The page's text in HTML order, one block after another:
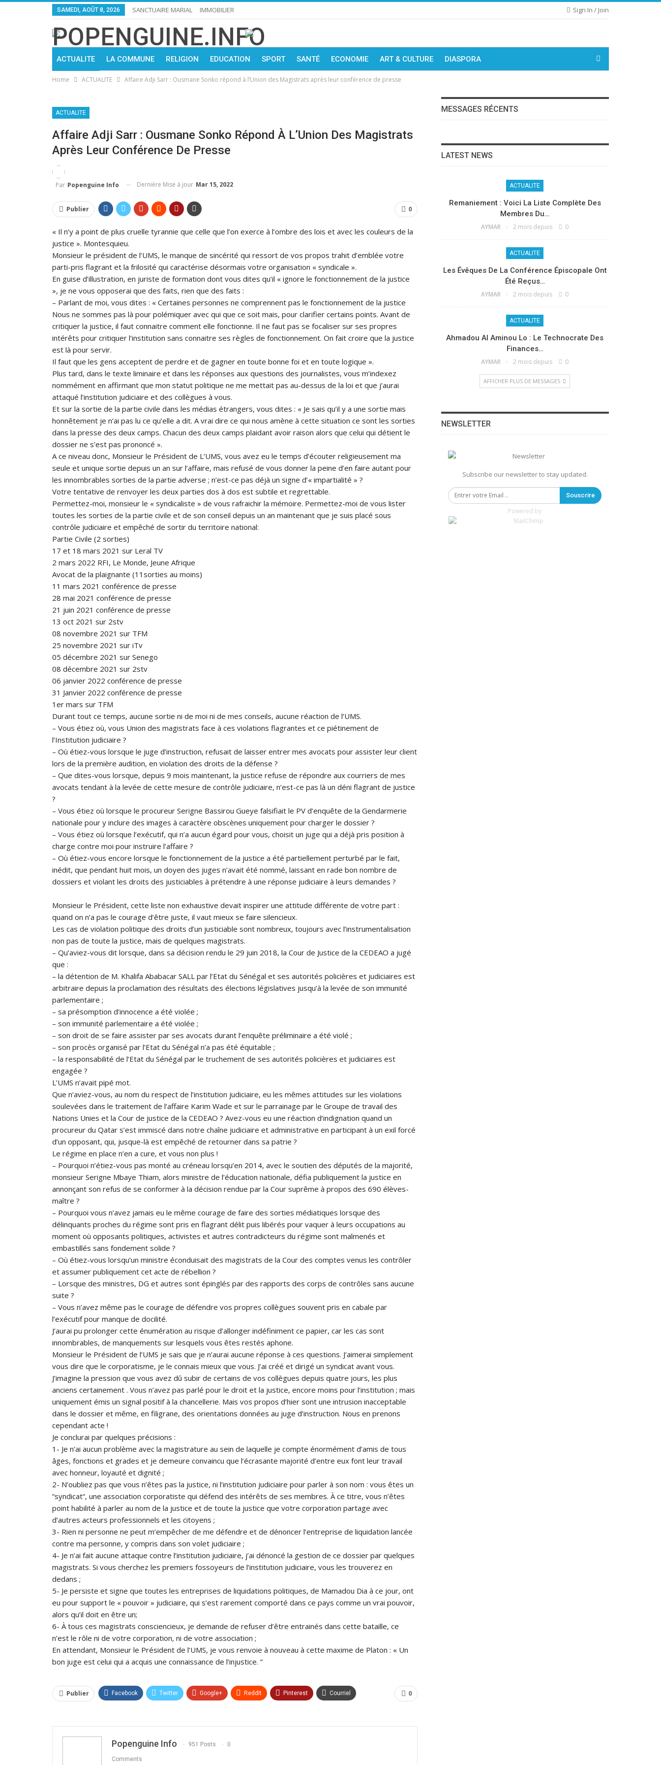
Sign In / Join
SAMEDI, AOÛT 8, 2026 SANCTUAIRE MARIAL IMMOBILIER
ACTUALITE LA COMMUNE RELIGION EDUCATION SPORT SANTÉ ECONOMIE ART & CULTURE DIASPORA
Home ACTUALITE Affaire Adji Sarr : Ousmane Sonko répond à l’Union des Magistrats après leur conférence de presse
ACTUALITE
Affaire Adji Sarr : Ousmane Sonko Répond À L’Union Des Magistrats
Après Leur Conférence De Presse
Par Popenguine Info Dernière Mise à jour Mar 15, 2022
0
Publier
« Il n’y a point de plus cruelle tyrannie que celle que l’on exerce à l’ombre des lois et avec les couleurs de la
justice ». Montesquieu.
Monsieur le président de l’UMS, le manque de sincérité qui ressort de vos propos trahit d’emblée votre
parti-pris flagrant et la frilosité qui caractérise désormais votre organisation « syndicale ».
En guise d’illustration, en juriste de formation dont vous dites qu’il « ignore le fonctionnement de la justice
», je ne vous opposerai que des faits, rien que des faits :
– Parlant de moi, vous dites : « Certaines personnes ne comprennent pas le fonctionnement de la justice
Nous ne sommes pas là pour polémiquer avec qui que ce soit mais, pour clarifier certains points. Avant de
critiquer la justice, il faut connaitre comment elle fonctionne. Il ne faut pas se focaliser sur ses propres
intérêts pour critiquer l’institution sans connaitre ses règles de fonctionnement. On fait croire que la justice
est là pour servir.
Il faut que les gens acceptent de perdre et de gagner en toute bonne foi et en toute logique ».
Plus tard, dans le texte liminaire et dans les réponses aux questions des journalistes, vous m’indexez
nommément en affirmant que mon statut politique ne me mettait pas au-dessus de la loi et que j’aurai
attaqué l’institution judiciaire et des collègues à vous.
Et sur la sortie de la partie civile dans les médias étrangers, vous dites : « Je sais qu’il y a une sortie mais
honnêtement je n’ai pas lu ce qu’elle a dit. A vrai dire ce qui nous amène à cette situation ce sont les sorties
dans la presse des deux camps. Chacun des deux camps plaidant avoir raison alors que celui qui détient le
dossier ne s’est pas prononcé ».
A ce niveau donc, Monsieur le Président de L’UMS, vous avez eu le temps d’écouter religieusement ma
seule et unique sortie depuis un an sur l’affaire, mais refusé de vous donner la peine d’en faire autant pour
les innombrables sorties de la partie adverse ; n’est-ce pas déjà un signe d’« impartialité » ?
Votre tentative de renvoyer les deux parties dos à dos est subtile et regrettable.
Permettez-moi, monsieur le « syndicaliste » de vous rafraichir la mémoire. Permettez-moi de vous lister
toutes les sorties de la partie civile et de son conseil depuis un an maintenant que je suis placé sous
contrôle judiciaire et empêché de sortir du territoire national:
Partie Civile (2 sorties)
17 et 18 mars 2021 sur Leral TV
2 mars 2022 RFI, Le Monde, Jeune Afrique
Avocat de la plaignante (11sorties au moins)
11 mars 2021 conférence de presse
28 mai 2021 conférence de presse
21 juin 2021 conférence de presse
13 oct 2021 sur 2stv
08 novembre 2021 sur TFM
25 novembre 2021 sur iTv
05 décembre 2021 sur Senego
08 décembre 2021 sur 2stv
06 janvier 2022 conférence de presse
31 Janvier 2022 conférence de presse
1er mars sur TFM
Durant tout ce temps, aucune sortie ni de moi ni de mes conseils, aucune réaction de l’UMS.
– Vous étiez où, vous Union des magistrats face à ces violations flagrantes et ce piétinement de
l’Institution judiciaire ?
– Où étiez-vous lorsque le juge d’instruction, refusait de laisser entrer mes avocats pour assister leur client
lors de la première audition, en violation des droits de la défense ?
– Que dites-vous lorsque, depuis 9 mois maintenant, la justice refuse de répondre aux courriers de mes
avocats tendant à la levée de cette mesure de contrôle judiciaire, n’est-ce pas là un déni flagrant de justice
?
– Vous étiez où lorsque le procureur Serigne Bassirou Gueye falsifiait le PV d’enquête de la Gendarmerie
nationale pour y inclure des images à caractère obscènes uniquement pour charger le dossier ?
– Vous étiez où lorsque l’exécutif, qui n’a aucun égard pour vous, choisit un juge qui a déjà pris position à
charge contre moi pour instruire l’affaire ?
– Où étiez-vous encore lorsque le fonctionnement de la justice a été partiellement perturbé par le fait,
inédit, que pendant huit mois, un doyen des juges n’avait été nommé, laissant en rade bon nombre de
dossiers et violant les droits des justiciables à prétendre à une réponse judiciaire à leurs demandes ?
Monsieur le Président, cette liste non exhaustive devait inspirer une attitude différente de votre part :
quand on n’a pas le courage d’être juste, il vaut mieux se faire silencieux.
Les cas de violation politique des droits d’un justiciable sont nombreux, toujours avec l’instrumentalisation
non pas de toute la justice, mais de quelques magistrats.
– Qu’aviez-vous dit lorsque, dans sa décision rendu le 29 juin 2018, la Cour de Justice de la CEDEAO a jugé
que :
– la détention de M. Khalifa Ababacar SALL par l’Etat du Sénégal et ses autorités policières et judiciaires est
arbitraire depuis la proclamation des résultats des élections législatives jusqu’à la levée de son immunité
parlementaire ;
– sa présomption d’innocence a été violée ;
– son immunité parlementaire a été violée ;
– son droit de se faire assister par ses avocats durant l’enquête préliminaire a été violé ;
– son procès organisé par l’Etat du Sénégal n’a pas été équitable ;
– la responsabilité de l’Etat du Sénégal par le truchement de ses autorités policières et judiciaires est
engagée ?
L’UMS n’avait pipé mot.
Que n’aviez-vous, au nom du respect de l’institution judiciaire, eu les mêmes attitudes sur les violations
soulevées dans le traitement de l’affaire Karim Wade et sur le parrainage par le Groupe de travail des
Nations Unies et la Cour de justice de la CEDEAO ? Avez-vous eu une réaction d’indignation quand un
procureur du Qatar s’est immiscé dans notre chaîne judiciaire et administrative en participant à un exil forcé
d’un opposant, qui, jusque-là est empêché de retourner dans sa patrie ?
Le régime en place n’en a cure, et vous non plus !
– Pourquoi n’étiez-vous pas monté au créneau lorsqu’en 2014, avec le soutien des députés de la majorité,
monsieur Serigne Mbaye Thiam, alors ministre de l’éducation nationale, défia publiquement la justice en
annonçant son refus de se conformer à la décision rendue par la Cour suprême à propos des 690 élèves-
maître ?
– Pourquoi vous n’avez jamais eu le même courage de faire des sorties médiatiques lorsque des
délinquants proches du régime sont pris en flagrant délit puis libérés pour vaquer à leurs occupations au
moment où opposants politiques, activistes et autres contradicteurs du régime sont malmenés et
embastillés sans fondement solide ?
– Où étiez-vous lorsqu’un ministre éconduisait des magistrats de la Cour des comptes venus les contrôler
et assumer publiquement cet acte de rébellion ?
– Lorsque des ministres, DG et autres sont épinglés par des rapports des corps de contrôles sans aucune
suite ?
– Vous n’avez même pas le courage de défendre vos propres collègues souvent pris en cabale par
l’exécutif pour manque de docilité.
J’aurai pu prolonger cette énumération au risque d’allonger indéfiniment ce papier, car les cas sont
innombrables, de manquements sur lesquels vous êtes restés aphone.
Monsieur le Président de l’UMS je sais que je n’aurai aucune réponse à ces questions. J’aimerai simplement
vous dire que le corporatisme, je le connais mieux que vous. J’ai créé et dirigé un syndicat avant vous.
J’imagine la pression que vous avez dû subir de certains de vos collègues depuis quatre jours, les plus
anciens certainement . Vous n’avez pas parlé pour le droit et la justice, encore moins pour l’institution ; mais
uniquement émis un signal positif à la chancellerie. Mais vos propos d’hier sont une intrusion inacceptable
dans le dossier et même, en filigrane, des orientations données au juge d’instruction. Nous en prenons
cependant acte !
Je conclurai par quelques précisions :
1- Je n’ai aucun problème avec la magistrature au sein de laquelle je compte énormément d’amis de tous
âges, fonctions et grades et je demeure convaincu que l’écrasante majorité d’entre eux font leur travail
avec honneur, loyauté et dignité ;
2- N’oubliez pas que vous n’êtes pas la justice, ni l’institution judiciaire pour parler à son nom : vous êtes un
“syndicat“, une association corporatiste qui défend des intérêts de ses membres. À ce titre, vous n’êtes
point habilité à parler au nom de la justice et de toute la justice que votre corporation partage avec
d’autres acteurs professionnels et les citoyens ;
3- Rien ni personne ne peut m’empêcher de me défendre et de dénoncer l’entreprise de liquidation lancée
contre ma personne, y compris dans son volet judiciaire ;
4- Je n’ai fait aucune attaque contre l’institution judiciaire, j’ai dénoncé la gestion de ce dossier par quelques
magistrats. Si vous cherchez les premiers fossoyeurs de l’institution judiciaire, vous les trouverez en
dedans ;
5- Je persiste et signe que toutes les entreprises de liquidations politiques, de Mamadou Dia à ce jour, ont
eu pour support le « pouvoir » judiciaire, qui s’est rarement comporté dans ce pays comme un vrai pouvoir,
alors qu’il doit en être un;
6- À tous ces magistrats consciencieux, je demande de refuser d’être entrainés dans cette bataille, ce
n’est le rôle ni de votre corporation, ni de votre association ;
En attendant, Monsieur le Président de l’UMS, je vous renvoie à nouveau à cette maxime de Platon : « Un
bon juge est celui qui a acquis une connaissance de l’injustice. ”
0
Publier Facebook Twitter Google+ ReddIt Pinterest Courriel
Popenguine Info 951 Posts 0
Comments
MESSAGES RÉCENTS
LATEST NEWS
ACTUALITE
Remaniement : Voici La Liste Complète Des
Membres Du…
AYMAR 2 mois depuis 0
ACTUALITE
Les Évêques De La Conférence Épiscopale Ont
Été Reçus…
AYMAR 2 mois depuis 0
ACTUALITE
Ahmadou Al Aminou Lo : Le Technocrate Des
Finances…
AYMAR 2 mois depuis 0
AFFICHER PLUS DE MESSAGES
NEWSLETTER
Subscribe our newsletter to stay updated.
Souscrire
Powered by